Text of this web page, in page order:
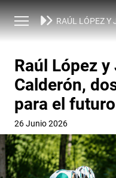
NOTICIAS
Raúl López
Calderón,
para el
26 Junio 2026